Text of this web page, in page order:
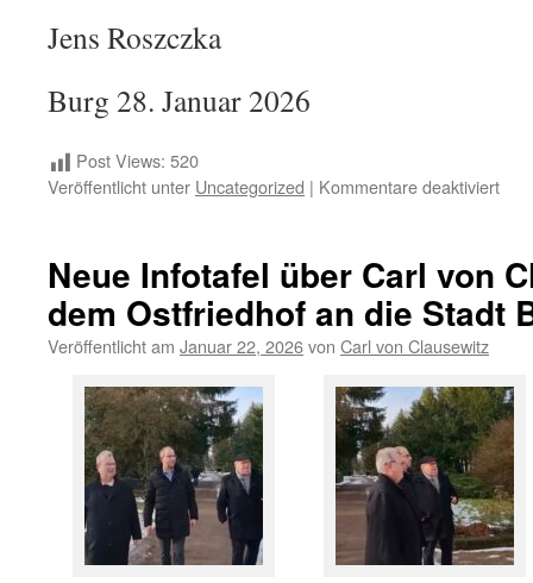
Jens Roszczka
Burg 28. Januar 2026
Post Views: 520
Veröffentlicht unter Uncategorized | Kommentare deaktiviertfür
von
Neue Infotafel über Carl von
dem Ostfriedhof an die Stadt
Veröffentlicht am Januar 22, 2026von Carl von Clausewitz